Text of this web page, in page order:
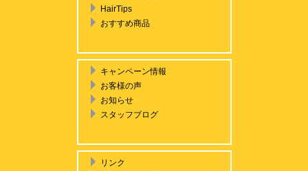
HairTips
おすすめ商品
キャンペーン情報
お客様の声
お知らせ
スタッフブログ
リンク